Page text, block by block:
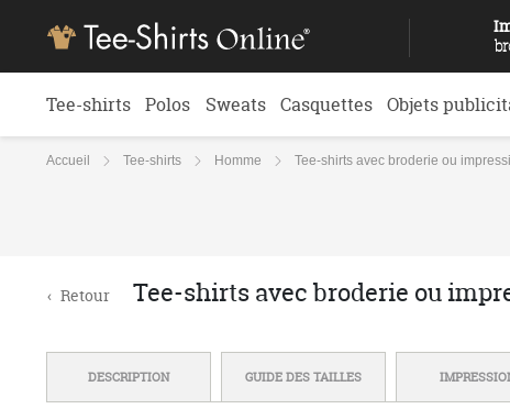
Tee-shirts Polos Sweats Casquettes Objets
Accueil Tee-shirts Homme Tee-shirts avec broderie ou
‹ Retour Tee-shirts avec broderie ou
DESCRIPTION GUIDE DES TAILLES